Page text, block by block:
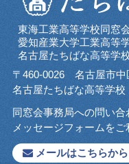
東海工業高等学校同窓
愛知産業大学工業高等
名古屋たちばな高等学
〒460-0026 名古屋市中
名古屋たちばな高等学校
同窓会事務局への問い
メッセージフォームを
メールはこちらから